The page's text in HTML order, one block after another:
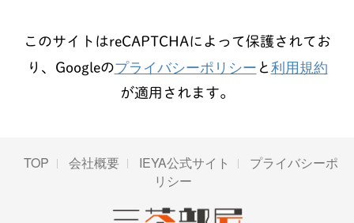
このサイトはreCAPTCHAによって保護されてお
り、Googleのプライバシーポリシー と 利用規約
が適用されます。
TOP 会社概要 IEYA公式サイト
プライバシーポ
リシー